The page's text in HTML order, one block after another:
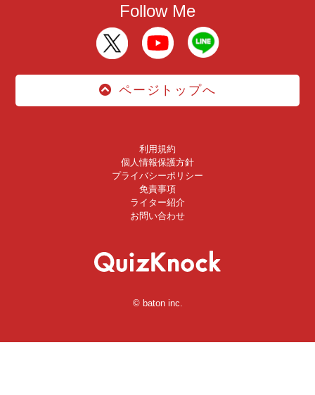
Follow Me
ページトップへ
利用規約
個人情報保護方針
プライバシーポリシー
免責事項
ライター紹介
お問い合わせ
© baton inc.